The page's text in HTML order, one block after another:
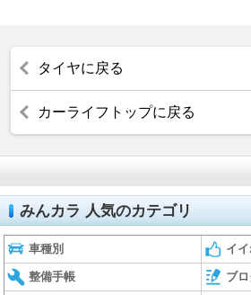
タイヤに戻る
カーライフトップに戻る
みんカラ 人気のカテゴリ
車種別 イイ
整備手帳 ブ